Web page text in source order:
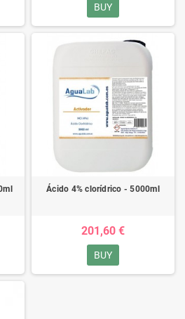
BUY
Ácido 4% clorídrico - 5000ml
201,60 €
BUY